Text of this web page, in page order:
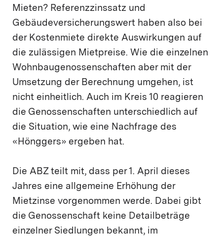
Mieten? Referenzzinssatz und
Gebäudeversicherungswert haben also bei
der Kostenmiete direkte Auswirkungen auf
die zulässigen Mietpreise. Wie die einzelnen
Wohnbaugenossenschaften aber mit der
Umsetzung der Berechnung umgehen, ist
nicht einheitlich. Auch im Kreis 10 reagieren
die Genossenschaften unterschiedlich auf
die Situation, wie eine Nachfrage des
«Hönggers» ergeben hat.
Die ABZ teilt mit, dass per 1. April dieses
Jahres eine allgemeine Erhöhung der
Mietzinse vorgenommen werde. Dabei gibt
die Genossenschaft keine Detailbeträge
einzelner Siedlungen bekannt, im